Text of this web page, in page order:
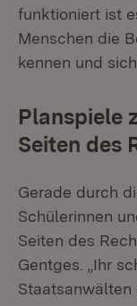
funktioniert ist
Menschen die
kennen und
Planspiele
Seiten des
Gerade durch
Schülerinnen
Seiten des
Gentges. „Ihr
Staatsanwälten